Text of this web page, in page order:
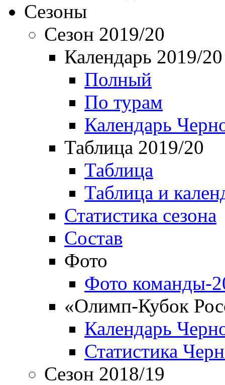
Сезоны
Сезон 2019/20
Календарь 2019/20
Полный
По турам
Календарь
Таблица 2019/20
Таблица
Таблица и
Статистика сезона
Состав
Фото
Фото команды-
«Олимп-Кубок
Календарь
Статистика
Сезон 2018/19